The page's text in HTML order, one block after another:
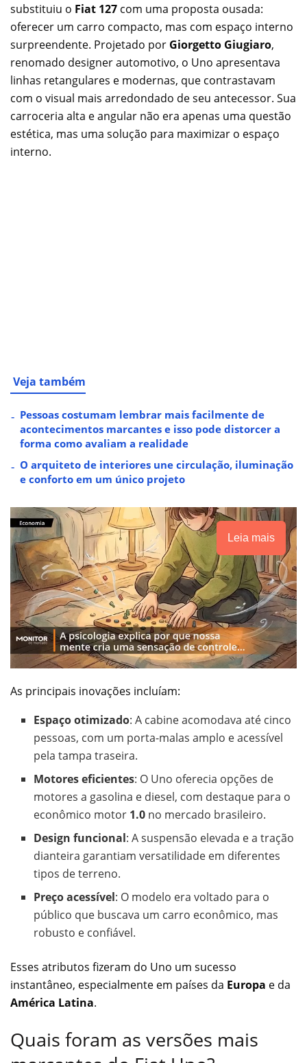
substituiu o Fiat 127 com uma proposta ousada:
oferecer um carro compacto, mas com espaço interno
surpreendente. Projetado por Giorgetto Giugiaro,
renomado designer automotivo, o Uno apresentava
linhas retangulares e modernas, que contrastavam
com o visual mais arredondado de seu antecessor. Sua
carroceria alta e angular não era apenas uma questão
estética, mas uma solução para maximizar o espaço
interno.
Veja também
Pessoas costumam lembrar mais facilmente de
acontecimentos marcantes e isso pode distorcer a
forma como avaliam a realidade
O arquiteto de interiores une circulação, iluminação
e conforto em um único projeto
Leia mais
As principais inovações incluíam:
Espaço otimizado: A cabine acomodava até cinco
pessoas, com um porta-malas amplo e acessível
pela tampa traseira.
Motores eficientes: O Uno oferecia opções de
motores a gasolina e diesel, com destaque para o
econômico motor 1.0 no mercado brasileiro.
Design funcional: A suspensão elevada e a tração
dianteira garantiam versatilidade em diferentes
tipos de terreno.
Preço acessível: O modelo era voltado para o
público que buscava um carro econômico, mas
robusto e confiável.
Esses atributos fizeram do Uno um sucesso
instantâneo, especialmente em países da Europa e da
América Latina.
Quais foram as versões mais